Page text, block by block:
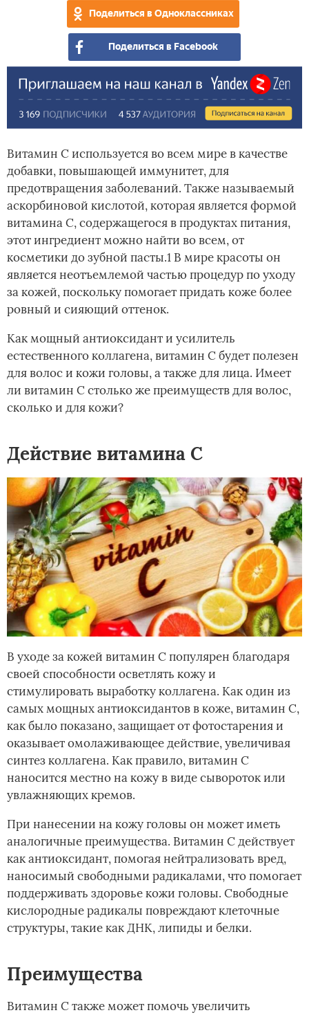
Поделиться в Одноклассниках
Поделиться в Facebook
Витамин С используется во всем мире в качестве
добавки, повышающей иммунитет, для
предотвращения заболеваний. Также называемый
аскорбиновой кислотой, которая является формой
витамина С, содержащегося в продуктах питания,
этот ингредиент можно найти во всем, от
косметики до зубной пасты.1 В мире красоты он
является неотъемлемой частью процедур по уходу
за кожей, поскольку помогает придать коже более
ровный и сияющий оттенок.
Как мощный антиоксидант и усилитель
естественного коллагена, витамин С будет полезен
для волос и кожи головы, а также для лица. Имеет
ли витамин С столько же преимуществ для волос,
сколько и для кожи?
Действие витамина С
В уходе за кожей витамин С популярен благодаря
своей способности осветлять кожу и
стимулировать выработку коллагена. Как один из
самых мощных антиоксидантов в коже, витамин С,
как было показано, защищает от фотостарения и
оказывает омолаживающее действие, увеличивая
синтез коллагена. Как правило, витамин С
наносится местно на кожу в виде сывороток или
увлажняющих кремов.
При нанесении на кожу головы он может иметь
аналогичные преимущества. Витамин С действует
как антиоксидант, помогая нейтрализовать вред,
наносимый свободными радикалами, что помогает
поддерживать здоровье кожи головы. Свободные
кислородные радикалы повреждают клеточные
структуры, такие как ДНК, липиды и белки.
Преимущества
Витамин С также может помочь увеличить